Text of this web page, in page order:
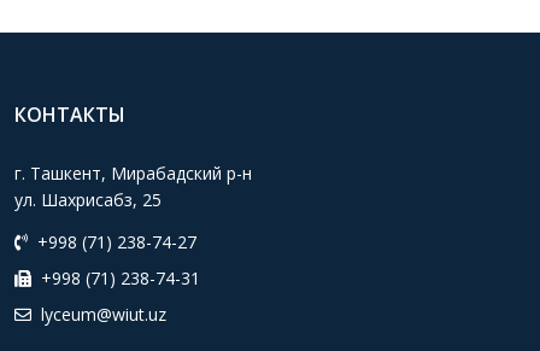
КОНТАКТЫ
г. Ташкент, Мирабадский р-н
ул. Шахрисабз, 25
+998 (71) 238-74-27
+998 (71) 238-74-31
lyceum@wiut.uz